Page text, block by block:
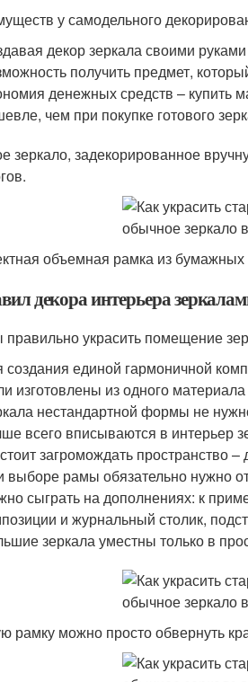
у самодельного
декор зеркала своими
получить предмет,
денежных средств – купить
чем при покупке готового
зеркало, задекорированное
объемная рамка из бумажных
декора интерьера
правильно украсить помещение
создания единой гармоничной
изготовлены из одного
нестандартной формы не
всего вписываются в интерьер
загромождать пространство
выборе рамы обязательно нужно
сыграть на дополнениях: к
и журнальный столик,
зеркала уместны только в
рамку можно просто обвернуть